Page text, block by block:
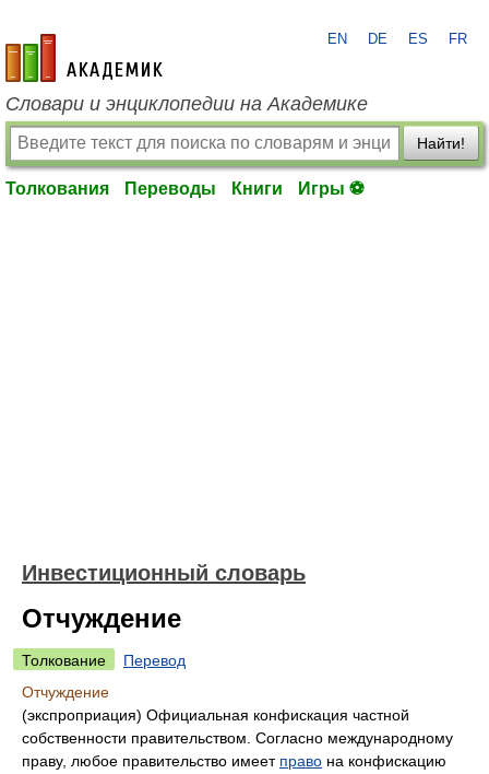
academic.ru
EN DE ES FR
Словари и энциклопедии на Академике
Найти!
Толкования Переводы Книги Игры ⚽
Инвестиционный словарь
Отчуждение
Толкование
Перевод
Отчуждение
(экспроприация) Официальная конфискация частной
собственности правительством. Согласно международному
праву, любое правительство имеет право на конфискацию